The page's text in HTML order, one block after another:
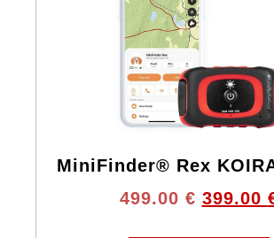
MiniFinder® Rex
499.00 € 399.00